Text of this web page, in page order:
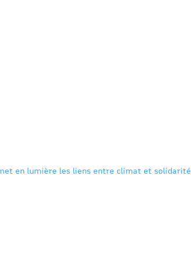
en lumière les liens entre climat et solidarité